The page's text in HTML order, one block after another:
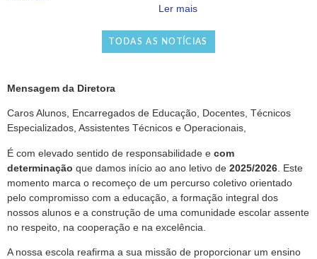
Ler mais
TODAS AS NOTÍCIAS
Mensagem da Diretora
Caros Alunos, Encarregados de Educação, Docentes, Técnicos
Especializados, Assistentes Técnicos e Operacionais,
É com elevado sentido de responsabilidade e com
determinação que damos início ao ano letivo de 2025/2026 . Este
momento marca o recomeço de um percurso coletivo orientado
pelo compromisso com a educação, a formação integral dos
nossos alunos e a construção de uma comunidade escolar assente
no respeito, na cooperação e na excelência.
A nossa escola reafirma a sua missão de proporcionar um ensino